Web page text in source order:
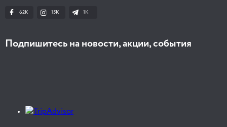
62K 15K 1К
Подпишитесь на новости, акции, события